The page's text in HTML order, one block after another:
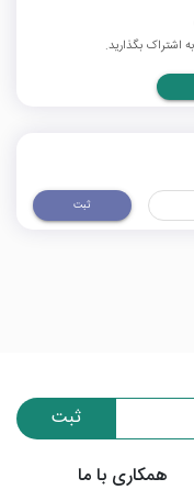
اشتراک بگذارید.
ثبت
ثبت
همکاری با ما